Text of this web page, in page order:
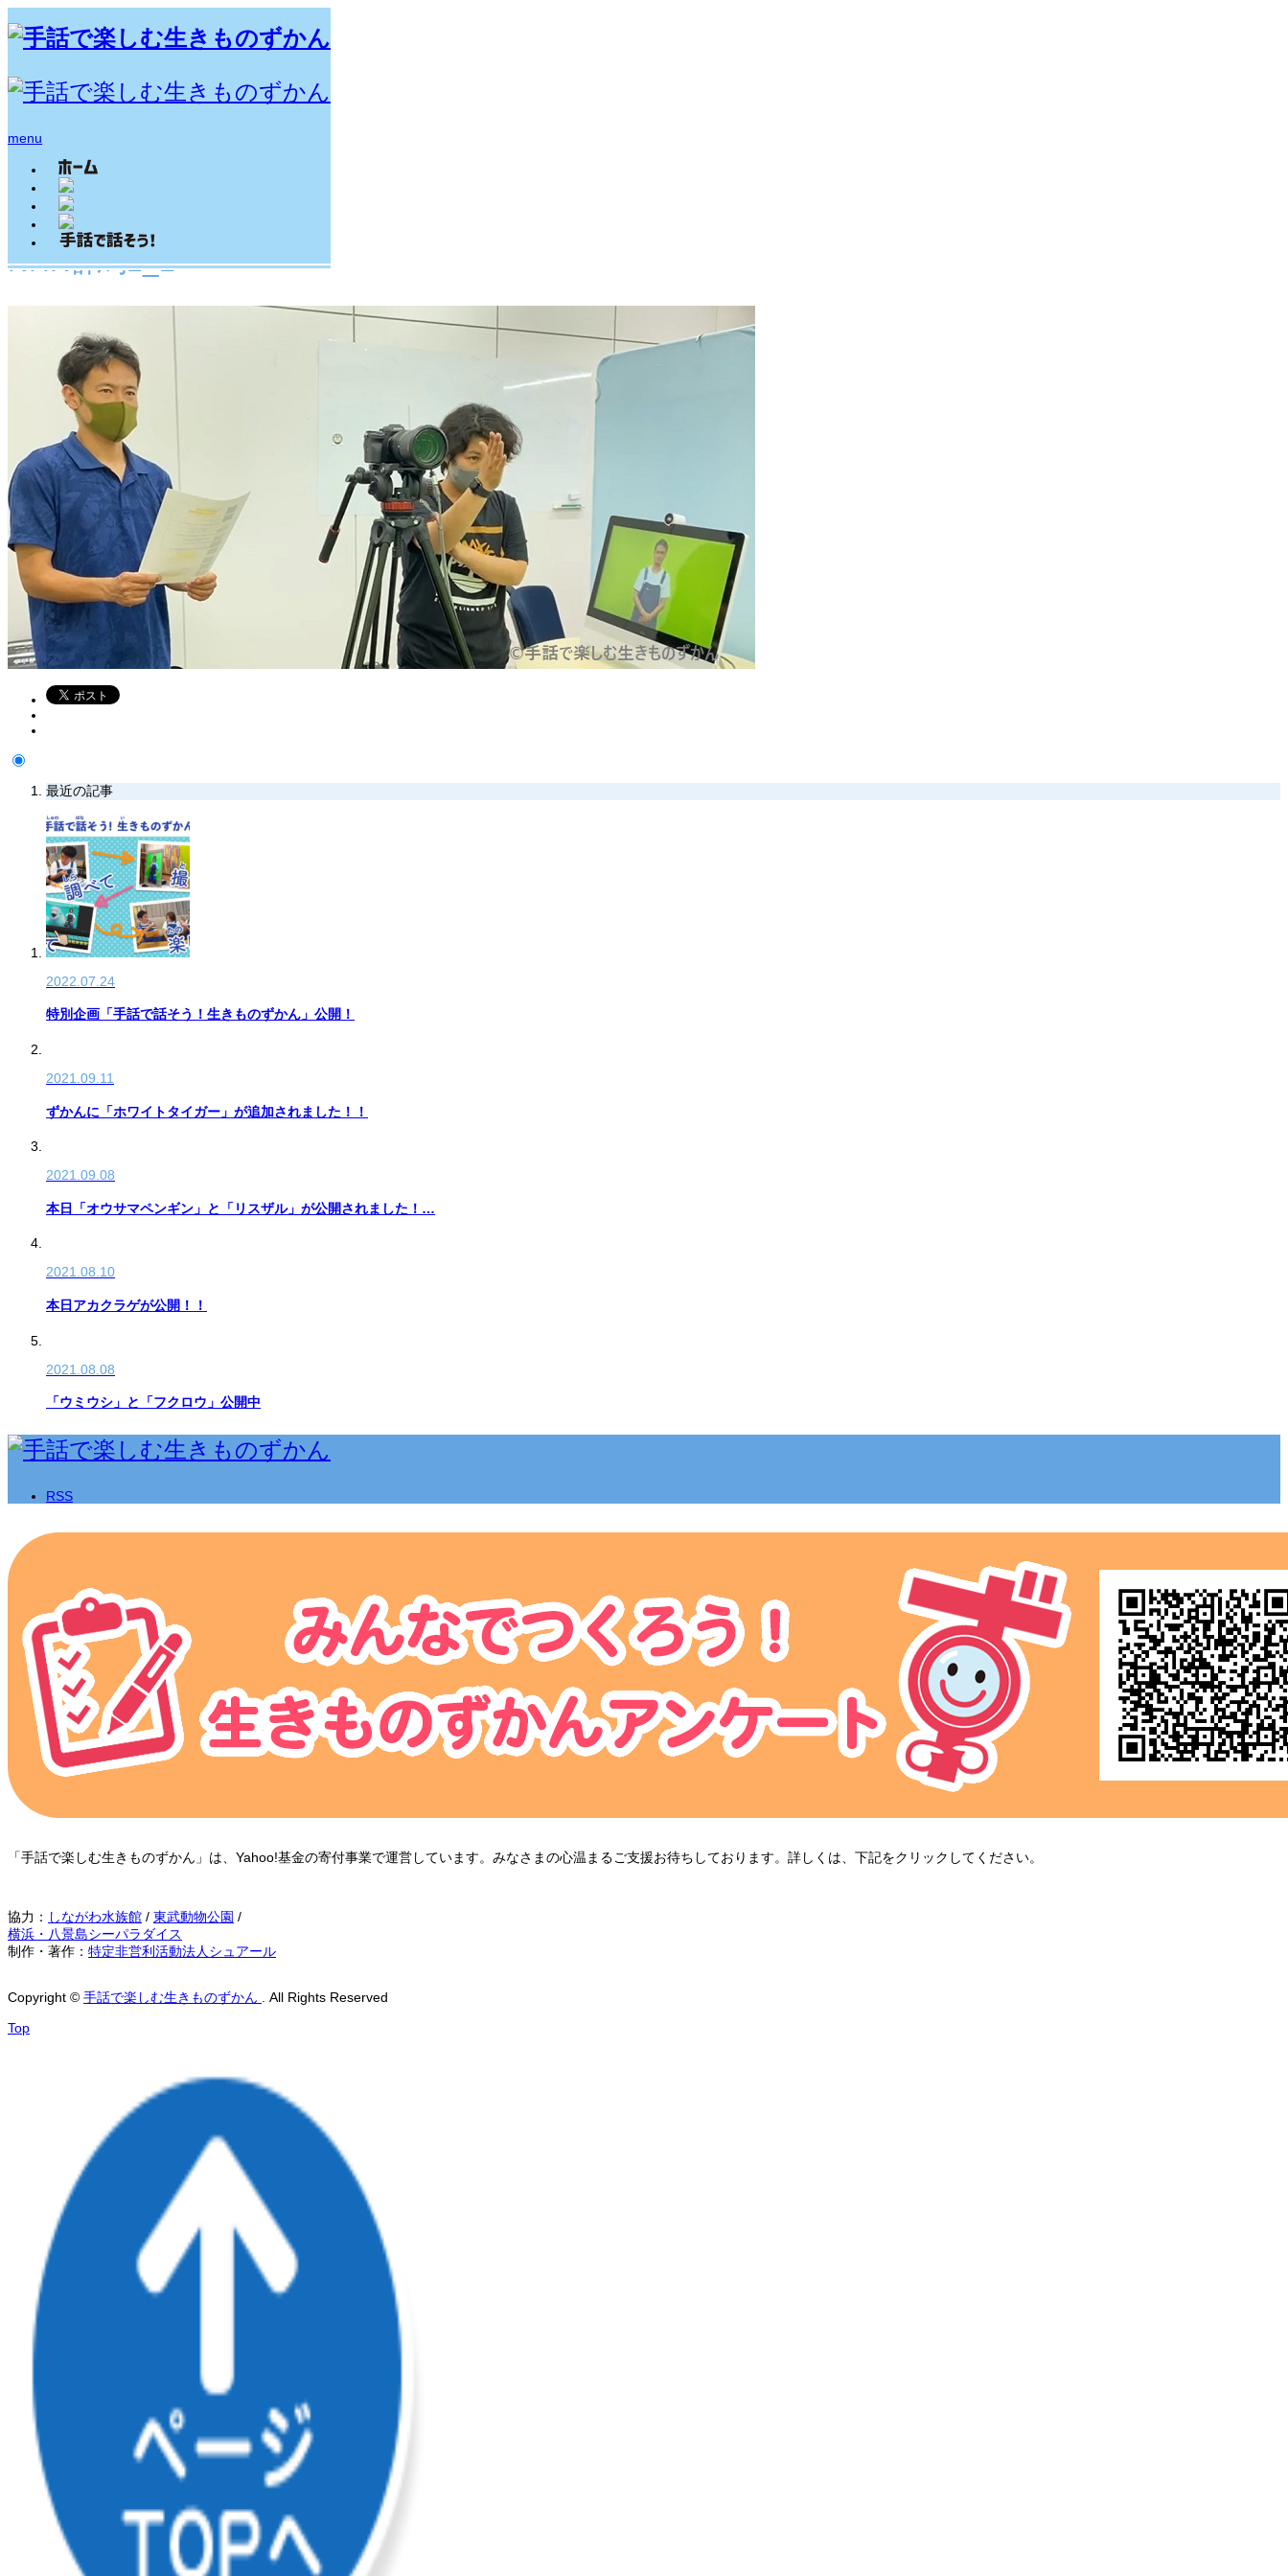
menu
ホーム
2021.06.26
NHK群馬1_1
最近の記事
2022.07.24
特別企画「手話で話そう！生きものずかん」公開！
2021.09.11
ずかんに「ホワイトタイガー」が追加されました！！
2021.09.08
本日「オウサマペンギン」と「リスザル」が公開されました！…
2021.08.10
本日アカクラゲが公開！！
2021.08.08
「ウミウシ」と「フクロウ」公開中
RSS
「手話で楽しむ生きものずかん」は、Yahoo!基金の寄付事業で運営しています。みなさまの心温まるご支援お待ちしております。詳しくは、下記をクリックしてください。
協力： しながわ水族館 / 東武動物公園 /
横浜・八景島シーパラダイス
制作・著作： 特定非営利活動法人シュアール
Copyright © 手話で楽しむ生きものずかん . All Rights Reserved
Top